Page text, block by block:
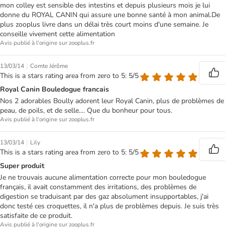
mon colley est sensible des intestins et depuis plusieurs mois je lui
donne du ROYAL CANIN qui assure une bonne santé à mon animal.De
plus zooplus livre dans un délai très court moins d'une semaine. Je
conseille vivement cette alimentation
Avis publié à l'origine sur zooplus.fr
13/03/14 | Comte Jérôme
This is a stars rating area from zero to 5: 5/5
Royal Canin Bouledogue francais
Nos 2 adorables Boully adorent leur Royal Canin, plus de problèmes de
peau, de poils, et de selle.... Que du bonheur pour tous.
Avis publié à l'origine sur zooplus.fr
13/03/14 | Lily
This is a stars rating area from zero to 5: 5/5
Super produit
Je ne trouvais aucune alimentation correcte pour mon bouledogue
français, il avait constamment des irritations, des problèmes de
digestion se traduisant par des gaz absolument insupportables, j'ai
donc testé ces croquettes, il n'a plus de problèmes depuis. Je suis très
satisfaite de ce produit.
Avis publié à l'origine sur zooplus.fr